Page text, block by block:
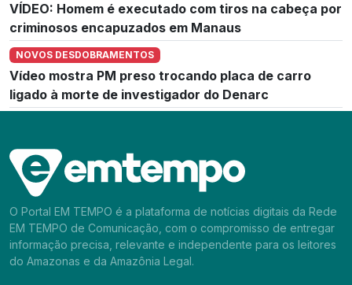
VÍDEO: Homem é executado com tiros na cabeça por
criminosos encapuzados em Manaus
NOVOS DESDOBRAMENTOS
Vídeo mostra PM preso trocando placa de carro
ligado à morte de investigador do Denarc
O Portal EM TEMPO é a plataforma de notícias digitais da Rede
EM TEMPO de Comunicação, com o compromisso de entregar
informação precisa, relevante e independente para os leitores
do Amazonas e da Amazônia Legal.